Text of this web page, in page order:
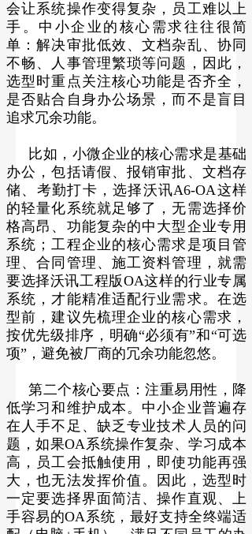
会让系统操作变得复杂，员工难以上
手。中小企业的核心需求往往很简
单：解决审批低效、文档杂乱、协同
不畅、人事管理繁琐等问题，因此，
选型时重点关注核心功能是否齐全，
是否贴合自身办公场景，而不是盲目
追求冗余功能。
比如，小微企业的核心需求是基础
办公，包括请假、报销审批、文档存
储、考勤打卡，选择沃讯A6-OA这样
的轻量化系统就足够了，无需选择价
格高昂、功能复杂的中大型企业专用
系统；工程企业的核心需求是项目管
理、合同管理、施工资料管理，就需
要选择沃讯工程版OA这样的行业专属
系统，才能精准适配行业需求。在选
型前，建议先梳理企业的核心需求，
按优先级排序，明确“必须有”和“可选
项”，避免被厂商的冗余功能忽悠。
第二个核心要点：注重易用性，降
低学习和维护成本。中小企业普遍存
在人手不足、缺乏专业技术人员的问
题，如果OA系统操作复杂、学习成本
高，员工会抵触使用，即使功能再强
大，也无法发挥价值。因此，选型时
一定要选择界面简洁、操作直观、上
手容易的OA系统，最好支持全终端适